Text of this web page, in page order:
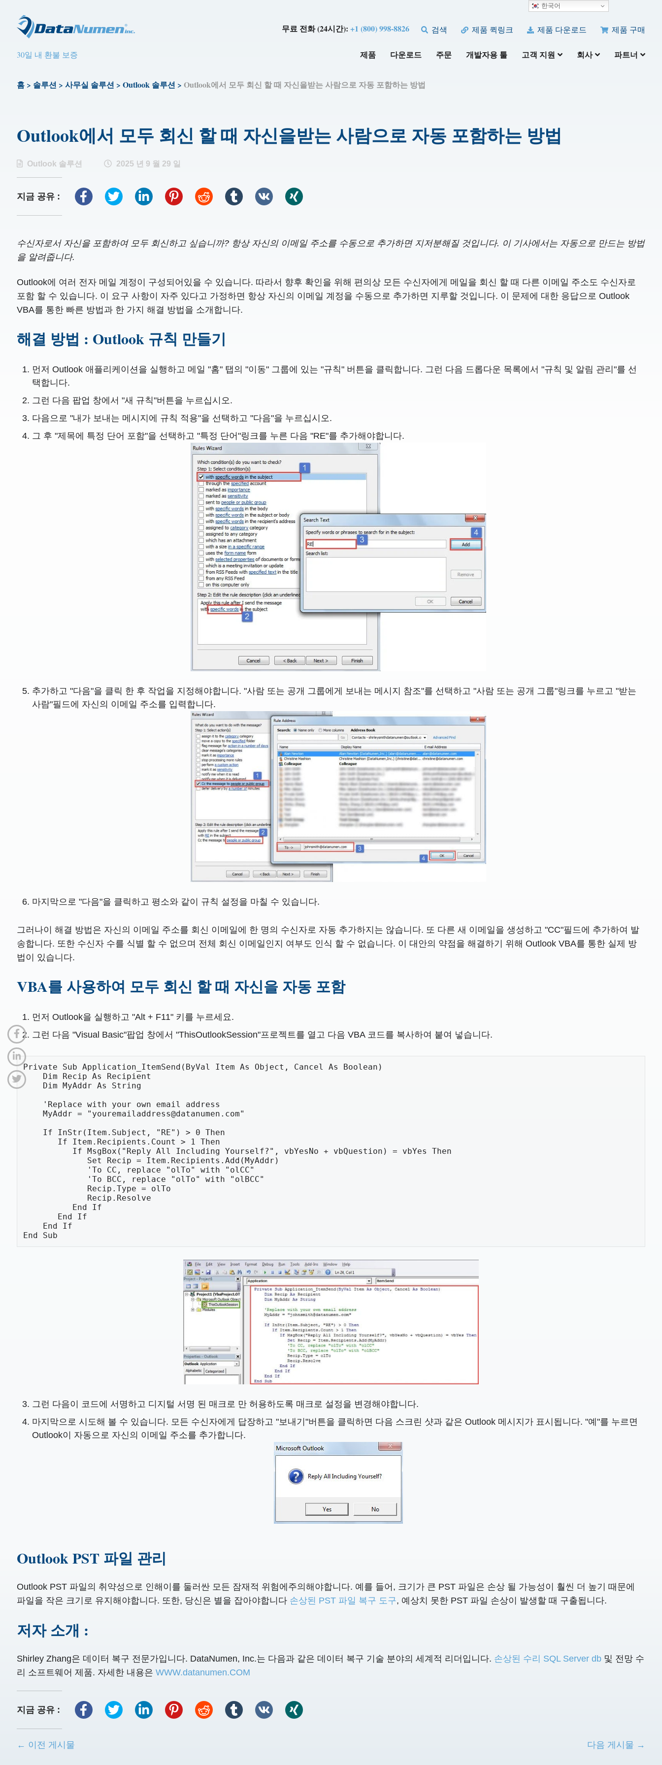
무료 전화 (24시간):+1 (800) 998-8826 검색 제품 퀵링크 제품 다운로드 제품 구매
30일 내 환불 보증 제품 다운로드 주문 개발자용 툴 고객 지원 회사 파트너
홈> 솔루션 > 사무실 솔루션 > Outlook 솔루션 > Outlook에서 모두 회신 할 때 자신을받는 사람으로 자동 포함하는 방법
Outlook에서 모두 회신 할 때 자신을받는 사람으로 자동 포함하는 방법
Outlook 솔루션 2025 년 9 월 29 일
지금 공유 :
수신자로서 자신을 포함하여 모두 회신하고 싶습니까? 항상 자신의 이메일 주소를 수동으로 추가하면 지저분해질 것입니다. 이 기사에서는 자동으로 만드는 방법
을 알려줍니다.
Outlook에 여러 전자 메일 계정이 구성되어있을 수 있습니다. 따라서 향후 확인을 위해 편의상 모든 수신자에게 메일을 회신 할 때 다른 이메일 주소도 수신자로
포함 할 수 있습니다. 이 요구 사항이 자주 있다고 가정하면 항상 자신의 이메일 계정을 수동으로 추가하면 지루할 것입니다. 이 문제에 대한 응답으로 Outlook
VBA를 통한 빠른 방법과 한 가지 해결 방법을 소개합니다.
해결 방법 : Outlook 규칙 만들기
먼저 Outlook 애플리케이션을 실행하고 메일 "홈" 탭의 "이동" 그룹에 있는 "규칙" 버튼을 클릭합니다. 그런 다음 드롭다운 목록에서 "규칙 및 알림 관리"를 선
택합니다.
그런 다음 팝업 창에서 "새 규칙"버튼을 누르십시오.
다음으로 "내가 보내는 메시지에 규칙 적용"을 선택하고 "다음"을 누르십시오.
그 후 "제목에 특정 단어 포함"을 선택하고 "특정 단어"링크를 누른 다음 "RE"를 추가해야합니다.
추가하고 "다음"을 클릭 한 후 작업을 지정해야합니다. "사람 또는 공개 그룹에게 보내는 메시지 참조"를 선택하고 "사람 또는 공개 그룹"링크를 누르고 "받는
사람"필드에 자신의 이메일 주소를 입력합니다.
마지막으로 "다음"을 클릭하고 평소와 같이 규칙 설정을 마칠 수 있습니다.
그러나이 해결 방법은 자신의 이메일 주소를 회신 이메일에 한 명의 수신자로 자동 추가하지는 않습니다. 또 다른 새 이메일을 생성하고 "CC"필드에 추가하여 발
송합니다. 또한 수신자 수를 식별 할 수 없으며 전체 회신 이메일인지 여부도 인식 할 수 없습니다. 이 대안의 약점을 해결하기 위해 Outlook VBA를 통한 실제 방
법이 있습니다.
VBA를 사용하여 모두 회신 할 때 자신을 자동 포함
먼저 Outlook을 실행하고 "Alt + F11" 키를 누르세요.
그런 다음 "Visual Basic"팝업 창에서 "ThisOutlookSession"프로젝트를 열고 다음 VBA 코드를 복사하여 붙여 넣습니다.
Private Sub Application_ItemSend(ByVal Item As Object, Cancel As Boolean)
    Dim Recip As Recipient
    Dim MyAddr As String
End Sub
그런 다음이 코드에 서명하고 디지털 서명 된 매크로 만 허용하도록 매크로 설정을 변경해야합니다.
마지막으로 시도해 볼 수 있습니다. 모든 수신자에게 답장하고 "보내기"버튼을 클릭하면 다음 스크린 샷과 같은 Outlook 메시지가 표시됩니다. "예"를 누르면
Outlook이 자동으로 자신의 이메일 주소를 추가합니다.
Outlook PST 파일 관리
Outlook PST 파일의 취약성으로 인해이를 둘러싼 모든 잠재적 위험에주의해야합니다. 예를 들어, 크기가 큰 PST 파일은 손상 될 가능성이 훨씬 더 높기 때문에
파일을 작은 크기로 유지해야합니다. 또한, 당신은 별을 잡아야합니다 손상된 PST 파일 복구 도구, 예상치 못한 PST 파일 손상이 발생할 때 구출됩니다.
저자 소개 :
Shirley Zhang은 데이터 복구 전문가입니다. DataNumen, Inc.는 다음과 같은 데이터 복구 기술 분야의 세계적 리더입니다. 손상된 수리 SQL Server db및 전망 수
리 소프트웨어 제품. 자세한 내용은 WWW.datanumen.COM
지금 공유 :
← 이전 게시물 다음 게시물 →
한국어